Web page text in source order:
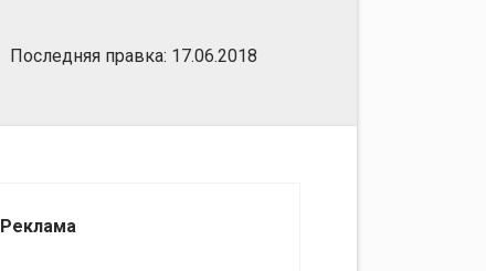
Последняя правка: 17.06.2018
Реклама